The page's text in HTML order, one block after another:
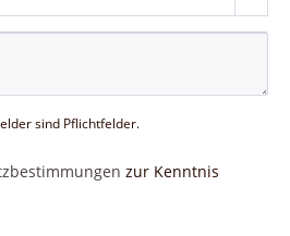
sind Pflichtfelder.
zur Kenntnis